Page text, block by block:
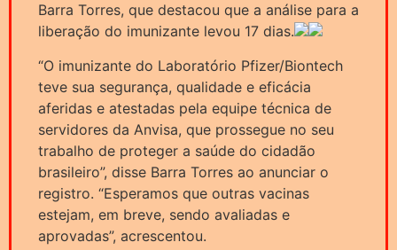
Barra Torres, que destacou que a análise para a
liberação do imunizante levou 17 dias.
“O imunizante do Laboratório Pfizer/Biontech
teve sua segurança, qualidade e eficácia
aferidas e atestadas pela equipe técnica de
servidores da Anvisa, que prossegue no seu
trabalho de proteger a saúde do cidadão
brasileiro”, disse Barra Torres ao anunciar o
registro. “Esperamos que outras vacinas
estejam, em breve, sendo avaliadas e
aprovadas”, acrescentou.